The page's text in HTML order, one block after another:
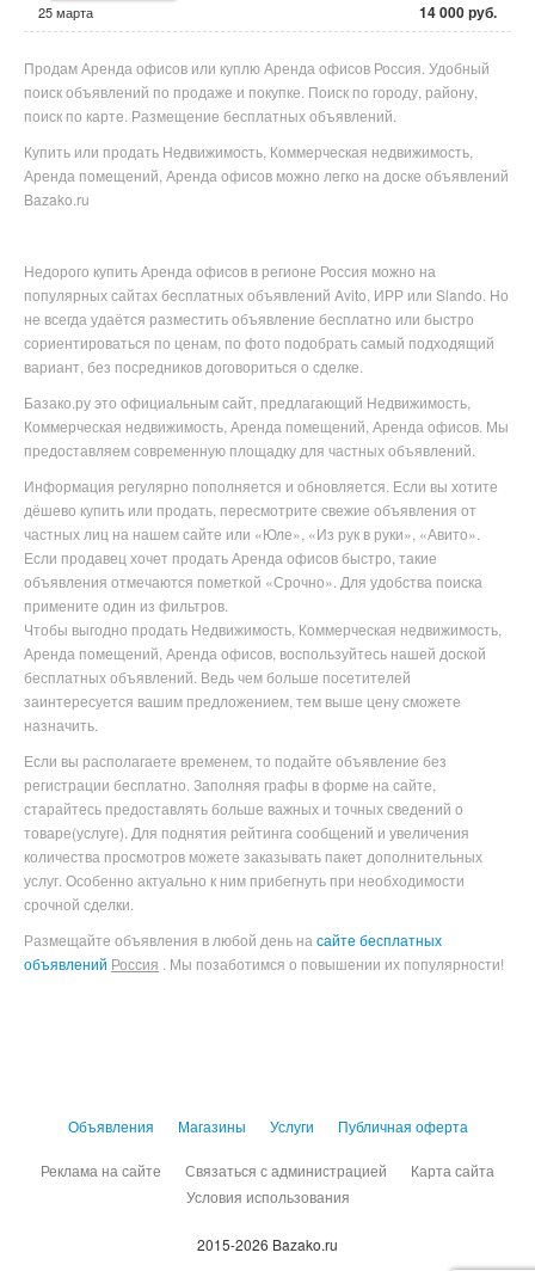
25 марта 14 000 руб.
Продам Аренда офисов или куплю Аренда офисов Россия. Удобный
поиск объявлений по продаже и покупке. Поиск по городу, району,
поиск по карте. Размещение бесплатных объявлений.
Купить или продать Недвижимость, Коммерческая недвижимость,
Аренда помещений, Аренда офисов можно легко на доске объявлений
Bazako.ru
Недорого купитьАренда офисов в регионе Россия можно на
популярныхсайтах бесплатных объявлений Avito, ИРР или Slando. Но
не всегда удаётся разместить объявление бесплатно или быстро
сориентироваться по ценам, по фото подобрать самый подходящий
вариант, без посредников договориться о сделке.
Базако.ру это официальным сайт, предлагающий Недвижимость,
Коммерческая недвижимость, Аренда помещений, Аренда офисов. Мы
предоставляем современную площадку для частных объявлений.
Информация регулярно пополняется и обновляется. Если вы хотите
дёшево купить или продать, пересмотрите свежие объявления от
частных лиц на нашем сайте или «Юле», «Из рук в руки», «Авито».
Если продавец хочет продать Аренда офисов быстро, такие
объявления отмечаются пометкой «Срочно». Для удобства поиска
примените один из фильтров.
Чтобы выгодно продать Недвижимость, Коммерческая недвижимость,
Аренда помещений, Аренда офисов , воспользуйтесь нашей доской
бесплатных объявлений. Ведь чем больше посетителей
заинтересуется вашим предложением, тем выше цену сможете
назначить.
Если вы располагаете временем, то подайте объявление без
регистрации бесплатно. Заполняя графы в форме на сайте,
старайтесь предоставлять больше важных и точных сведений о
товаре(услуге). Для поднятия рейтинга сообщений и увеличения
количества просмотров можете заказывать пакет дополнительных
услуг. Особенно актуально к ним прибегнуть при необходимости
срочной сделки.
Размещайте объявления в любой день на сайте бесплатных
объявлений Россия . Мы позаботимся о повышении их популярности!
Объявления Магазины Услуги Публичная оферта
Реклама на сайте Связаться с администрацией
Карта сайта
Условия использования
2015-2026 Bazako.ru